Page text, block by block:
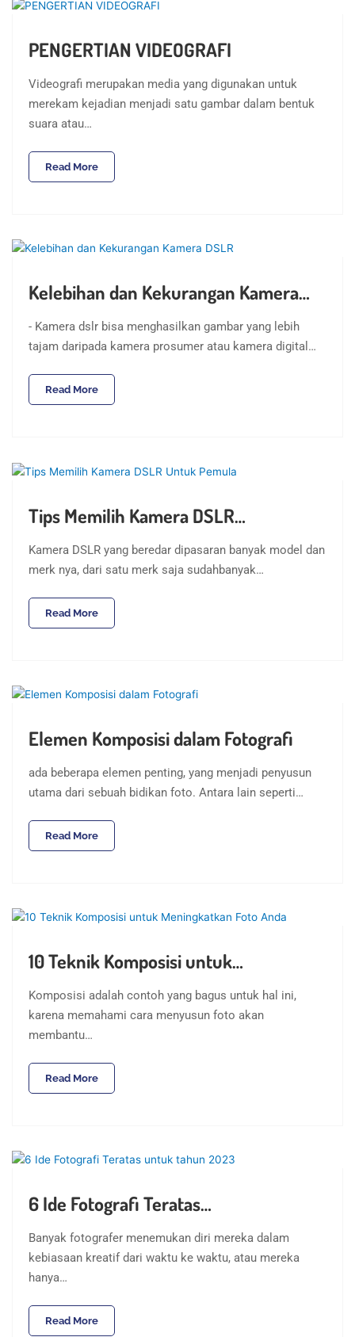
PENGERTIAN VIDEOGRAFI
Videografi merupakan media yang digunakan untuk
merekam kejadian menjadi satu gambar dalam bentuk
suara atau…
Read More
Kelebihan dan Kekurangan Kamera…
- Kamera dslr bisa menghasilkan gambar yang lebih
tajam daripada kamera prosumer atau kamera digital…
Read More
Tips Memilih Kamera DSLR…
Kamera DSLR yang beredar dipasaran banyak model dan
merk nya, dari satu merk saja sudahbanyak…
Read More
Elemen Komposisi dalam Fotografi
ada beberapa elemen penting, yang menjadi penyusun
utama dari sebuah bidikan foto. Antara lain seperti…
Read More
10 Teknik Komposisi untuk…
Komposisi adalah contoh yang bagus untuk hal ini,
karena memahami cara menyusun foto akan
membantu…
Read More
6 Ide Fotografi Teratas…
Banyak fotografer menemukan diri mereka dalam
kebiasaan kreatif dari waktu ke waktu, atau mereka
hanya…
Read More